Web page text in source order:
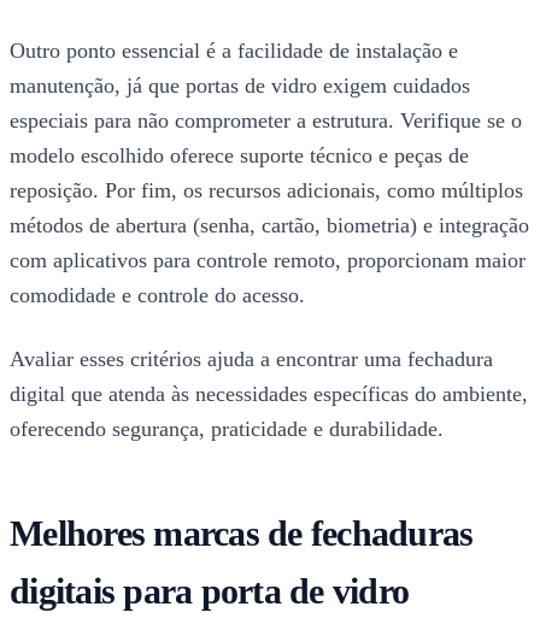
Outro ponto essencial é a facilidade de instalação e
manutenção, já que portas de vidro exigem cuidados
especiais para não comprometer a estrutura. Verifique se o
modelo escolhido oferece suporte técnico e peças de
reposição. Por fim, os recursos adicionais, como múltiplos
métodos de abertura (senha, cartão, biometria) e integração
com aplicativos para controle remoto, proporcionam maior
comodidade e controle do acesso.
Avaliar esses critérios ajuda a encontrar uma fechadura
digital que atenda às necessidades específicas do ambiente,
oferecendo segurança, praticidade e durabilidade.
Melhores marcas de fechaduras
digitais para porta de vidro